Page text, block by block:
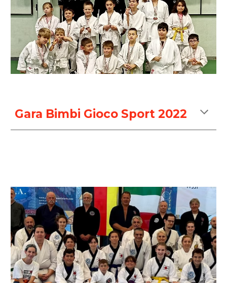
Gara Bimbi Gioco Sport 2022